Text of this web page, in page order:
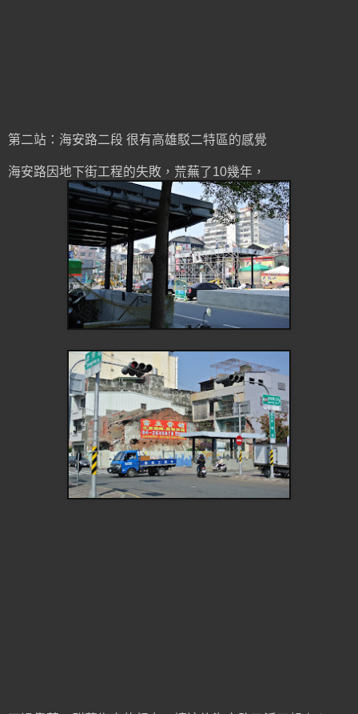
第二站：海安路二段 很有高雄駁二特區的感覺
海安路因地下街工程的失敗，荒蕪了10幾年，